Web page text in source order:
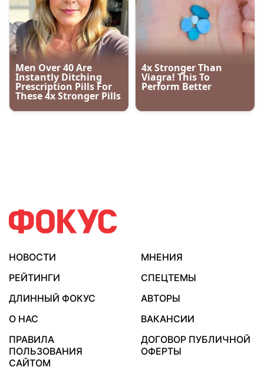
НОВОСТИ
МНЕНИЯ
РЕЙТИНГИ
СПЕЦТЕМЫ
ДЛИННЫЙ ФОКУС
АВТОРЫ
О НАС
ВАКАНСИИ
ПРАВИЛА
ПОЛЬЗОВАНИЯ
САЙТОМ
ДОГОВОР ПУБЛИЧНОЙ
ОФЕРТЫ